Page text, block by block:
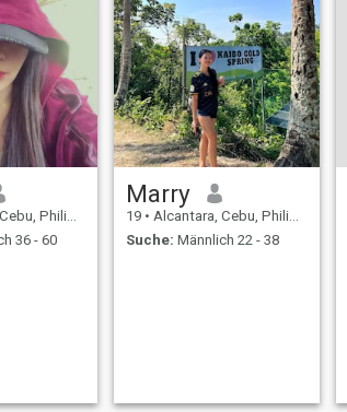
Philippinen
36 - 60
Marry
19 • Alcantara, Cebu, Philippinen
Suche: Männlich 22 - 38